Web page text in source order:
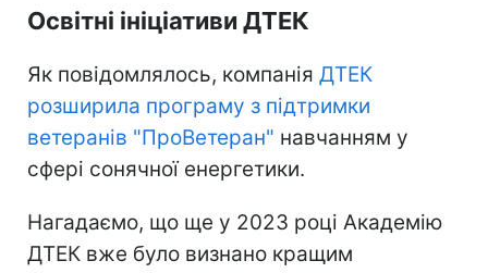
Освітні ініціативи ДТЕК
Як повідомлялось, компанія ДТЕК
розширила програму з підтримки
ветеранів "ПроВетеран" навчанням у
сфері сонячної енергетики.
Нагадаємо, що ще у 2023 році Академію
ДТЕК вже було визнано кращим